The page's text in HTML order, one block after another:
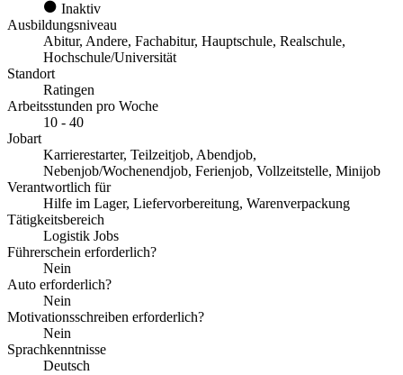
Inaktiv
Ausbildungsniveau
Abitur, Andere, Fachabitur, Hauptschule, Realschule,
Hochschule/Universität
Standort
Ratingen
Arbeitsstunden pro Woche
10 - 40
Jobart
Karrierestarter, Teilzeitjob, Abendjob,
Nebenjob/Wochenendjob, Ferienjob, Vollzeitstelle, Minijob
Verantwortlich für
Hilfe im Lager, Liefervorbereitung, Warenverpackung
Tätigkeitsbereich
Logistik Jobs
Führerschein erforderlich?
Nein
Auto erforderlich?
Nein
Motivationsschreiben erforderlich?
Nein
Sprachkenntnisse
Deutsch